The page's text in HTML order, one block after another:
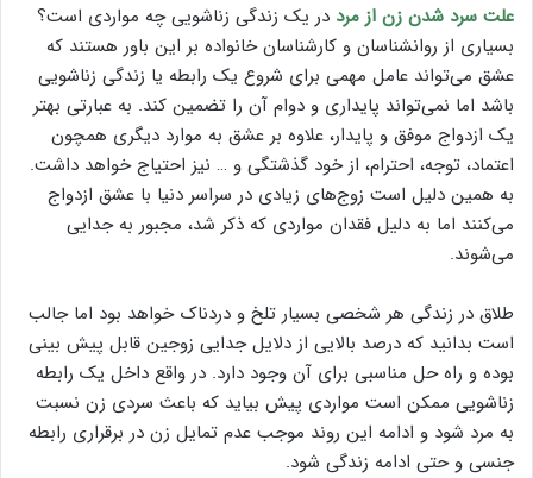
علت سرد شدن زن از مرد در یک زندگی زناشویی چه مواردی است؟
بسیاری از روانشناسان و کارشناسان خانواده بر این باور هستند که
عشق می‌تواند عامل مهمی برای شروع یک رابطه یا زندگی زناشویی
باشد اما نمی‌تواند پایداری و دوام آن را تضمین کند. به عبارتی بهتر
یک ازدواج موفق و پایدار، علاوه بر عشق به موارد دیگری همچون
اعتماد، توجه، احترام، از خود گذشتگی و … نیز احتیاج خواهد داشت.
به همین دلیل است زوج‌های زیادی در سراسر دنیا با عشق ازدواج
می‌کنند اما به دلیل فقدان مواردی که ذکر شد، مجبور به جدایی
می‌شوند.
طلاق در زندگی هر شخصی بسیار تلخ و دردناک خواهد بود اما جالب
است بدانید که درصد بالایی از دلایل جدایی زوجین قابل پیش بینی
بوده و راه حل مناسبی برای آن وجود دارد. در واقع داخل یک رابطه
زناشویی ممکن است مواردی پیش بیاید که باعث سردی زن نسبت
به مرد شود و ادامه این روند موجب عدم تمایل زن در برقراری رابطه
جنسی و حتی ادامه زندگی شود.